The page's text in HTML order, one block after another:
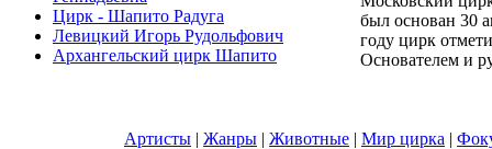
Цирк - Шапито Радуга
Левицкий Игорь Рудольфович
Архангельский цирк Шапито
был основан 30
году цирк
Основателем и
Артисты | Жанры | Животные | Мир цирка |